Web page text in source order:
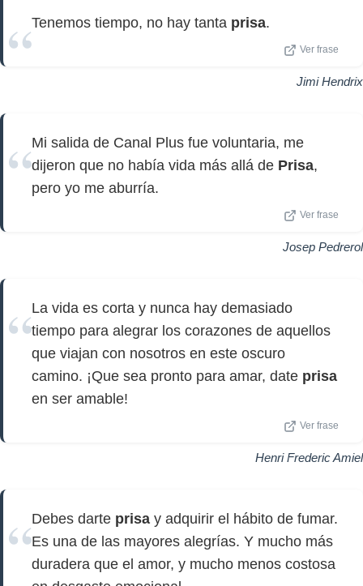
Tenemos tiempo, no hay tanta prisa.
Ver frase
Jimi Hendrix
Mi salida de Canal Plus fue voluntaria, me
dijeron que no había vida más allá de Prisa,
pero yo me aburría.
Ver frase
Josep Pedrerol
La vida es corta y nunca hay demasiado
tiempo para alegrar los corazones de aquellos
que viajan con nosotros en este oscuro
camino. ¡Que sea pronto para amar, date prisa
en ser amable!
Ver frase
Henri Frederic Amiel
Debes darte prisa y adquirir el hábito de fumar.
Es una de las mayores alegrías. Y mucho más
duradera que el amor, y mucho menos costosa